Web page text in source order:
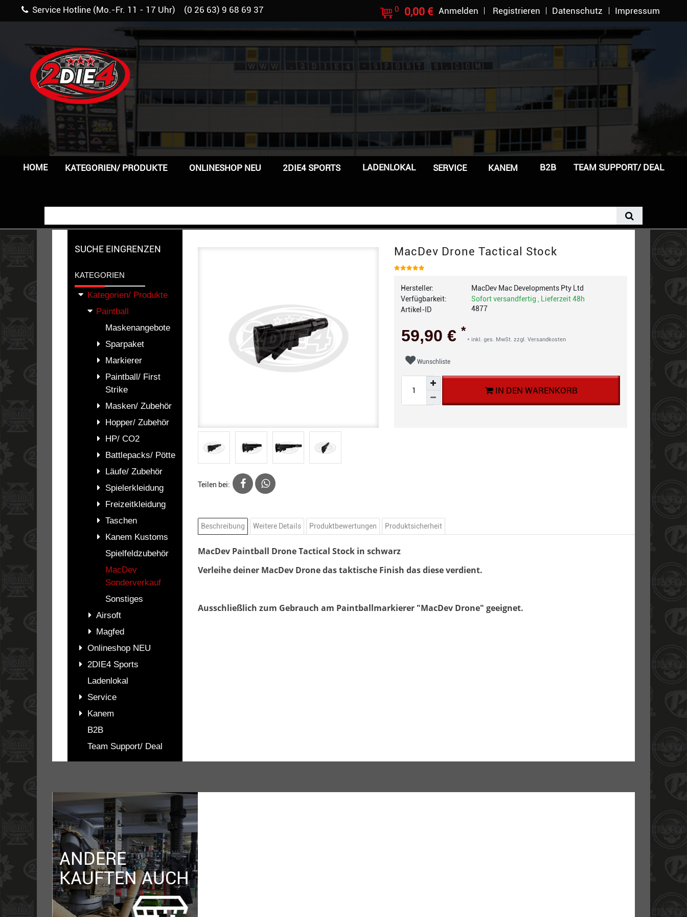
Service Hotline (Mo.-Fr. 11 - 17 Uhr) (0 26 63) 9 68 69 37 0 0,00 € Anmelden Registrieren Datenschutz Impressum
HOME KATEGORIEN/ PRODUKTE ONLINESHOP NEU 2DIE4 SPORTS LADENLOKAL SERVICE KANEM B2B TEAM SUPPORT/ DEAL
SUCHE EINGRENZEN
KATEGORIEN
Kategorien/ Produkte
Paintball
Maskenangebote
Sparpaket
Markierer
Paintball/ First
Strike
Masken/ Zubehör
Hopper/ Zubehör
HP/ CO2
Battlepacks/ Pötte
Läufe/ Zubehör
Spielerkleidung
Freizeitkleidung
Taschen
Kanem Kustoms
Spielfeldzubehör
MacDev
Sonderverkauf
Sonstiges
Airsoft
Magfed
Onlineshop NEU
2DIE4 Sports
Ladenlokal
Service
Kanem
B2B
Team Support/ Deal
Teilen bei:
MacDev Drone Tactical Stock
Hersteller:
Verfügbarkeit:
Artikel-ID
MacDev Mac Developments Pty Ltd
Sofort versandfertig , Lieferzeit 48h
4877
59,90 € *
* inkl. ges. MwSt. zzgl. Versandkosten
Wunschliste
IN DEN WARENKORB
Beschreibung Weitere Details Produktbewertungen Produktsicherheit
MacDev Paintball Drone Tactical Stock in schwarz
Verleihe deiner MacDev Drone das taktische Finish das diese verdient.
Ausschließlich zum Gebrauch am Paintballmarkierer "MacDev Drone" geeignet.
ZUBEHÖR
ANDERE
KAUFTEN AUCH